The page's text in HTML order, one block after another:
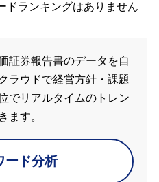
ドランキングはありません
証券報告書のデータを自
ラウドで経営方針・課題
でリアルタイムのトレン
ます。
ード分析